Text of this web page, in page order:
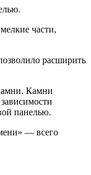
части,
расширить
Камни
панелью.
— всего